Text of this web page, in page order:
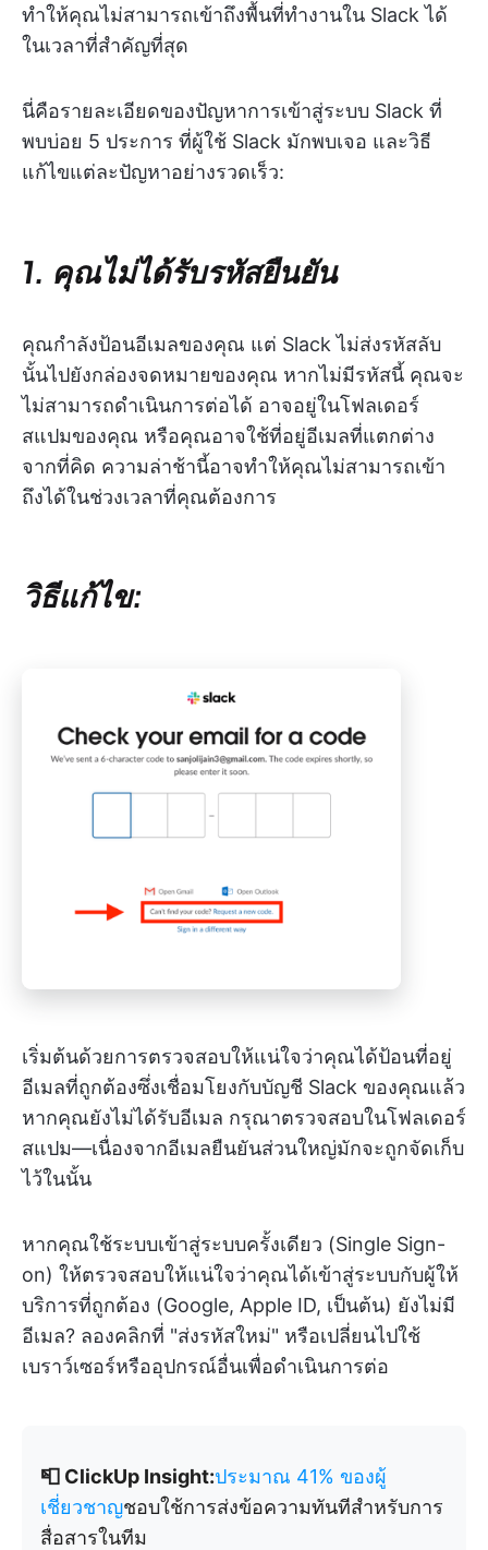
ทำให้คุณไม่สามารถเข้าถึงพื้นที่ทำงานใน Slack ได้
ในเวลาที่สำคัญที่สุด
นี่คือรายละเอียดของปัญหาการเข้าสู่ระบบ Slack ที่
พบบ่อย 5 ประการ ที่ผู้ใช้ Slack มักพบเจอ และวิธี
แก้ไขแต่ละปัญหาอย่างรวดเร็ว:
1. คุณไม่ได้รับรหัสยืนยัน
คุณกำลังป้อนอีเมลของคุณ แต่ Slack ไม่ส่งรหัสลับ
นั้นไปยังกล่องจดหมายของคุณ หากไม่มีรหัสนี้ คุณจะ
ไม่สามารถดำเนินการต่อได้ อาจอยู่ในโฟลเดอร์
สแปมของคุณ หรือคุณอาจใช้ที่อยู่อีเมลที่แตกต่าง
จากที่คิด ความล่าช้านี้อาจทำให้คุณไม่สามารถเข้า
ถึงได้ในช่วงเวลาที่คุณต้องการ
วิธีแก้ไข:
เริ่มต้นด้วยการตรวจสอบให้แน่ใจว่าคุณได้ป้อนที่อยู่
อีเมลที่ถูกต้องซึ่งเชื่อมโยงกับบัญชี Slack ของคุณแล้ว
หากคุณยังไม่ได้รับอีเมล กรุณาตรวจสอบในโฟลเดอร์
สแปม—เนื่องจากอีเมลยืนยันส่วนใหญ่มักจะถูกจัดเก็บ
ไว้ในนั้น
หากคุณใช้ระบบเข้าสู่ระบบครั้งเดียว (Single Sign-
on) ให้ตรวจสอบให้แน่ใจว่าคุณได้เข้าสู่ระบบกับผู้ให้
บริการที่ถูกต้อง (Google, Apple ID, เป็นต้น) ยังไม่มี
อีเมล? ลองคลิกที่ "ส่งรหัสใหม่" หรือเปลี่ยนไปใช้
เบราว์เซอร์หรืออุปกรณ์อื่นเพื่อดำเนินการต่อ
📮 ClickUp Insight:ประมาณ 41% ของผู้
เชี่ยวชาญชอบใช้การส่งข้อความทันทีสำหรับการ
สื่อสารในทีม